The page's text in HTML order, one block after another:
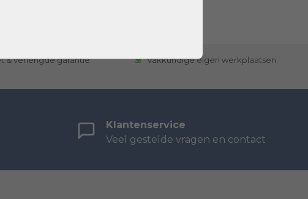
& verlengde garantie Vakkundige eigen werkplaatsen
Klantenservice
Veel gestelde vragen en contact